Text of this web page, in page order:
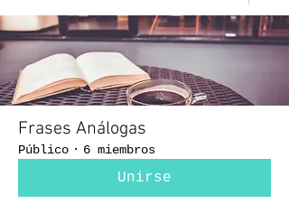
Frases Análogas
Público · 6 miembros
Unirse